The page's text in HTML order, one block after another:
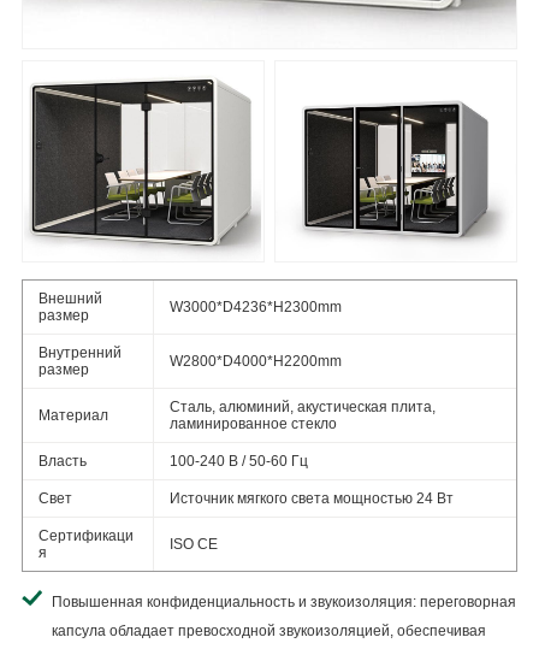
Внешний
размер
W3000*D4236*H2300mm
Внутренний
размер
W2800*D4000*H2200mm
Материал
Сталь, алюминий, акустическая плита,
ламинированное стекло
Власть 100-240 В / 50-60 Гц
Свет Источник мягкого света мощностью 24 Вт
Сертификаци
я
ISO CE
Повышенная конфиденциальность и звукоизоляция: переговорная
капсула обладает превосходной звукоизоляцией, обеспечивая